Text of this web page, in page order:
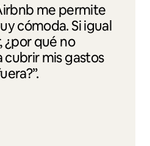
me permite
cómoda. Si igual
¿por qué no
mis gastos